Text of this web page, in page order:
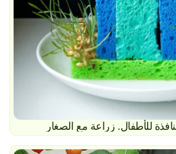
للأطفال. زراعة مع الصغار